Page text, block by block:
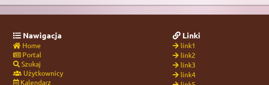
Nawigacja
Home
Portal
Szukaj
Użytkownicy
Kalendarz
Linki
link1
link2
link3
link4